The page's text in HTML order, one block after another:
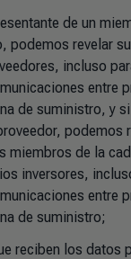
de un
podemos revelar
incluso
entre
de suministro, y si
podemos
miembros de la
inversores,
entre
de suministro;
reciben los datos